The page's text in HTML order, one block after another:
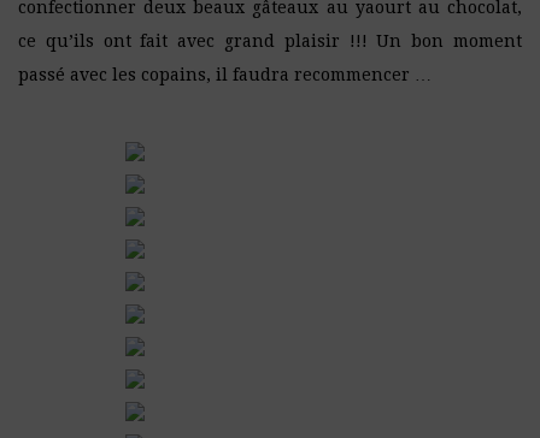
confectionner deux beaux gâteaux au yaourt au chocolat,
ce qu’ils ont fait avec grand plaisir !!! Un bon moment
passé avec les copains, il faudra recommencer …